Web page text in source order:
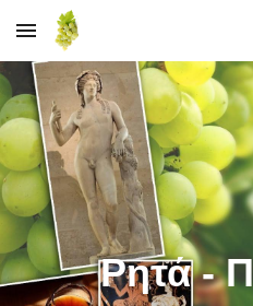
Skip to main content
Ρητά -